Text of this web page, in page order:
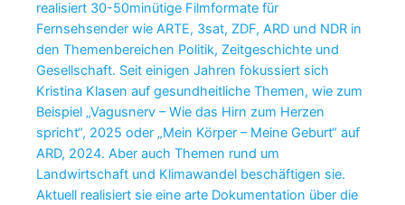
realisiert 30-50minütige Filmformate für
Fernsehsender wie ARTE, 3sat, ZDF, ARD und NDR in
den Themenbereichen Politik, Zeitgeschichte und
Gesellschaft. Seit einigen Jahren fokussiert sich
Kristina Klasen auf gesundheitliche Themen, wie zum
Beispiel „Vagusnerv – Wie das Hirn zum Herzen
spricht“, 2025 oder „Mein Körper – Meine Geburt“ auf
ARD, 2024. Aber auch Themen rund um
Landwirtschaft und Klimawandel beschäftigen sie.
Aktuell realisiert sie eine arte Dokumentation über die